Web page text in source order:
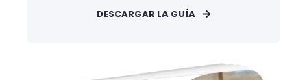
DESCARGAR LA GUÍA